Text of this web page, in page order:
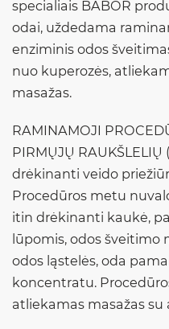
specialiais BABOR
odai, uždedama
enziminis odos
nuo kuperozės,
masažas.
RAMINAMOJI
PIRMŲJŲ
drėkinanti veido
Procedūros metu
itin drėkinanti kaukė,
lūpomis, odos
odos ląstelės, oda
koncentratu.
atliekamas masažas